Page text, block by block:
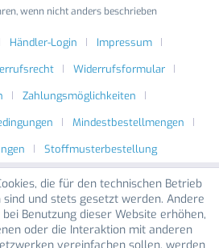
wenn nicht anders beschrieben
Händler-Login
Impressum
Widerrufsformular
Zahlungsmöglichkeiten
Mindestbestellmengen
Stoffmusterbestellung
die für den technischen Betrieb
und stets gesetzt werden. Andere
Benutzung dieser Website erhöhen,
oder die Interaktion mit anderen